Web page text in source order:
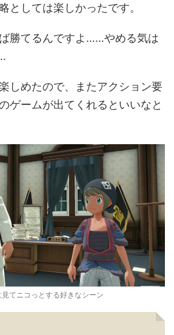
としては楽しかったです。
勝てるんですよ……やめる気は
しめたので、またアクション要
ゲームが出てくれるといいなと
見てニコっとする好きなシーン